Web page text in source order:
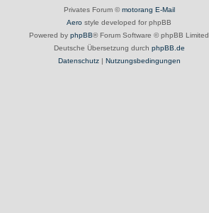
Privates Forum ©motorang E-Mail
Aero style developed for phpBB
Powered by phpBB® Forum Software © phpBB Limited
Deutsche Übersetzung durch phpBB.de
Datenschutz| Nutzungsbedingungen